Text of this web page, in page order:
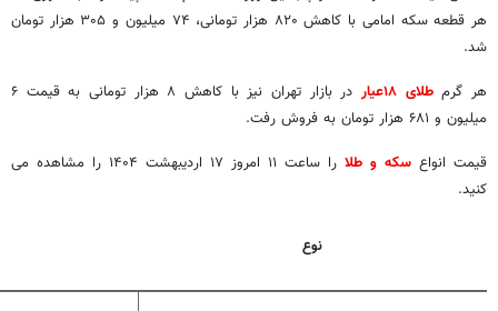
هر قطعه سکه امامی با کاهش ۸۲۰ هزار تومانی، ۷۴ میلیون و ۳۰۵ هزار تومان
شد.
هر گرمطلای ۱۸عیار
در بازار تهران نیز با کاهش ۸ هزار تومانی به قیمت ۶
میلیون و ۶۸۱ هزار تومان به فروش رفت.
قیمت انواع سکه و طلا
را ساعت ۱۱ امروز ۱۷ اردیبهشت ۱۴۰۴ را مشاهده می
کنید.
نوع